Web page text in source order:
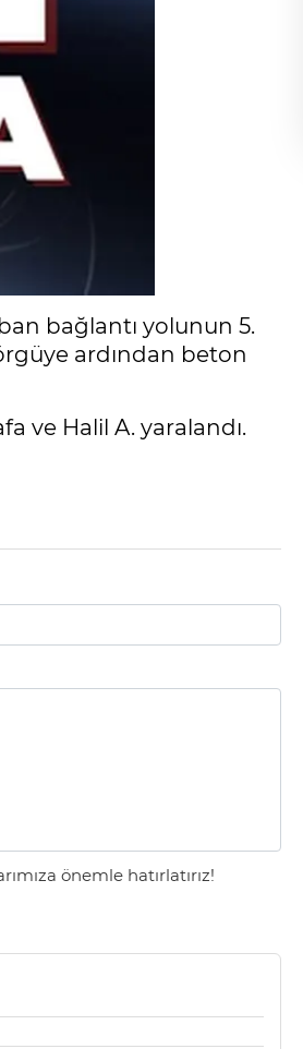
bağlantı yolunun 5.
ardından beton
ve Halil A. yaralandı.
önemle hatırlatırız!